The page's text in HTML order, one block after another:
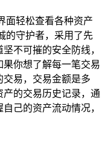
面轻松查看各种资产
的守护者，采用了先
不可摧的安全防线，
你想了解每一笔交易
易，交易金额是多
的交易历史记录，通
己的资产流动情况，